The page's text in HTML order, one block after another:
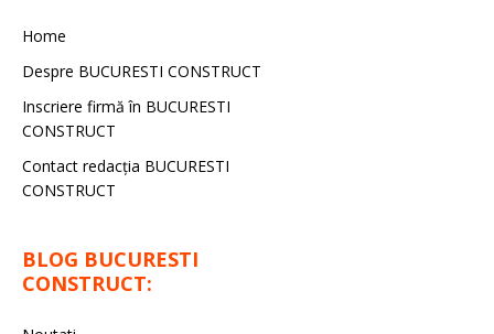
Home
Despre BUCURESTI CONSTRUCT
Inscriere firmă în BUCURESTI
CONSTRUCT
Contact redacţia BUCURESTI
CONSTRUCT
BLOG BUCURESTI
CONSTRUCT: